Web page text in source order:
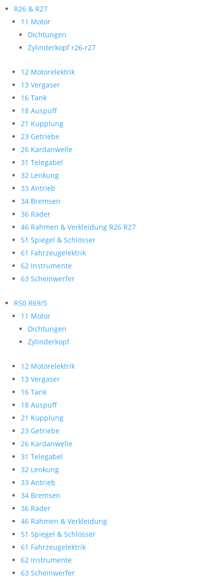
R26 & R27
11 Motor
Dichtungen
Zylinderkopf r26-r27
12 Motorelektrik
13 Vergaser
16 Tank
18 Auspuff
21 Kupplung
23 Getriebe
26 Kardanwelle
31 Telegabel
32 Lenkung
33 Antrieb
34 Bremsen
36 Räder
46 Rahmen & Verkleidung R26 R27
51 Spiegel & Schlösser
61 Fahrzeugelektrik
62 Instrumente
63 Scheinwerfer
R50 R69/S
11 Motor
Dichtungen
Zylinderkopf
12 Motorelektrik
13 Vergaser
16 Tank
18 Auspuff
21 Kupplung
23 Getriebe
26 Kardanwelle
31 Telegabel
32 Lenkung
33 Antrieb
34 Bremsen
36 Räder
46 Rahmen & Verkleidung
51 Spiegel & Schlösser
61 Fahrzeugelektrik
62 Instrumente
63 Scheinwerfer